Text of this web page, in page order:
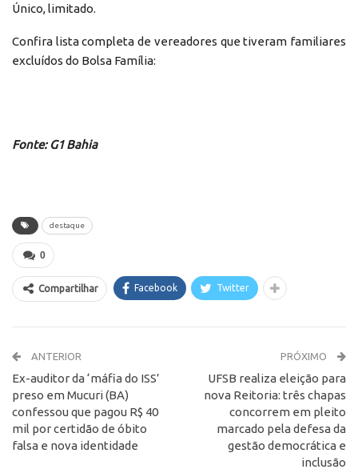
Único, limitado.
Confira lista completa de vereadores que tiveram familiares
excluídos do Bolsa Família:
Fonte: G1 Bahia
destaque
0
Compartilhar Facebook Twitter
ANTERIOR
Ex-auditor da ‘máfia do ISS’
preso em Mucuri (BA)
confessou que pagou R$ 40
mil por certidão de óbito
falsa e nova identidade
PRÓXIMO
UFSB realiza eleição para
nova Reitoria: três chapas
concorrem em pleito
marcado pela defesa da
gestão democrática e
inclusão